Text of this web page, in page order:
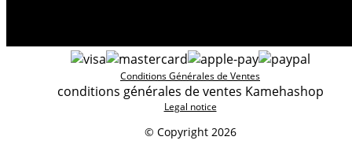
© Copyright 2026
Conditions Générales de Ventes
conditions générales de ventes Kamehashop
Legal notice